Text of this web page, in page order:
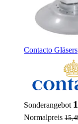
Contacto
Sonderangebot
Normalpreis